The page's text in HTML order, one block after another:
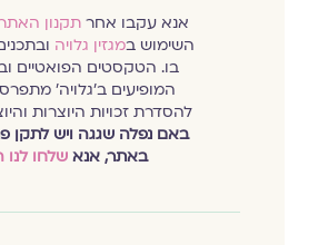
אנא עקבו אחרתקנון
השימוש במגזין גלויה
בו. הטקסטים הפואטיים
המופיעים ב׳גלויה׳
להסדרת זכויות היוצרות
באם נפלה שגגה ויש לתקן
באתר, אנא שלחו לנו